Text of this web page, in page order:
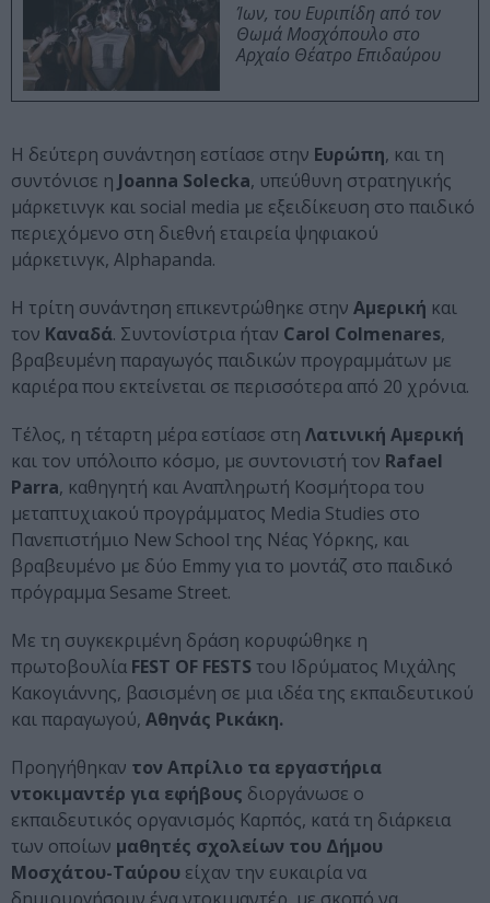
Ίων, του Ευριπίδη από τον
Θωμά Μοσχόπουλο στο
Αρχαίο Θέατρο Επιδαύρου
Η δεύτερη συνάντηση εστίασε στην Ευρώπη, και τη
συντόνισε η Joanna Solecka, υπεύθυνη στρατηγικής
μάρκετινγκ και social media με εξειδίκευση στο παιδικό
περιεχόμενο στη διεθνή εταιρεία ψηφιακού
μάρκετινγκ, Alphapanda.
Η τρίτη συνάντηση επικεντρώθηκε στην Αμερική και
τον Καναδά. Συντονίστρια ήταν Carol Colmenares,
βραβευμένη παραγωγός παιδικών προγραμμάτων με
καριέρα που εκτείνεται σε περισσότερα από 20 χρόνια.
Τέλος, η τέταρτη μέρα εστίασε στη Λατινική Αμερική
και τον υπόλοιπο κόσμο, με συντονιστή τον Rafael
Parra, καθηγητή και Αναπληρωτή Κοσμήτορα του
μεταπτυχιακού προγράμματος Media Studies στο
Πανεπιστήμιο New School της Νέας Υόρκης, και
βραβευμένο με δύο Emmy για το μοντάζ στο παιδικό
πρόγραμμα Sesame Street.
Με τη συγκεκριμένη δράση κορυφώθηκε η
πρωτοβουλία FEST OF FESTS του Ιδρύματος Μιχάλης
Κακογιάννης, βασισμένη σε μια ιδέα της εκπαιδευτικού
και παραγωγού, Αθηνάς Ρικάκη.
Προηγήθηκαν τον Απρίλιο τα εργαστήρια
ντοκιμαντέρ για εφήβους διοργάνωσε ο
εκπαιδευτικός οργανισμός Καρπός, κατά τη διάρκεια
των οποίων μαθητές σχολείων του Δήμου
Μοσχάτου-Ταύρου είχαν την ευκαιρία να